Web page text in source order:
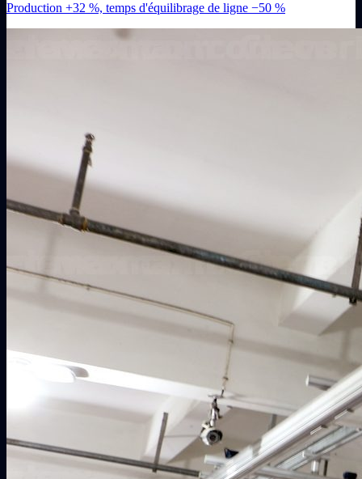
Production +32 %, temps d'équilibrage de ligne −50 %